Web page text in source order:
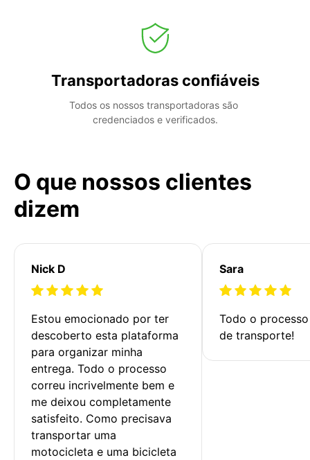
Transportadoras confiáveis
Todos os nossos transportadoras são
credenciados e verificados.
O que nossos clientes
dizem
Nick D
Estou emocionado por ter
descoberto esta plataforma
para organizar minha
entrega. Todo o processo
correu incrivelmente bem e
me deixou completamente
satisfeito. Como precisava
transportar uma
motocicleta e uma bicicleta
Sara
Todo o
de transporte!